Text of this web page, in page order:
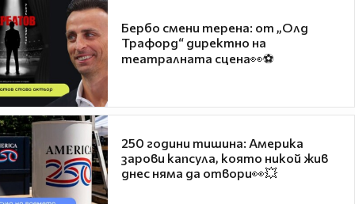
Бербо смени терена: от „Олд
Трафорд“ директно на
театралната сцена👀⚽
250 години тишина: Америка
зарови капсула, която никой жив
днес няма да отвори👀💥